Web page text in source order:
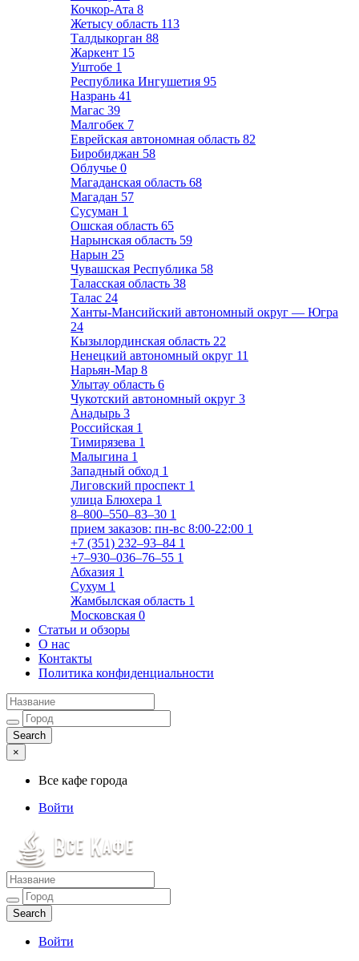
Кочкор-Ата 8
Жетысу область 113
Талдыкорган 88
Жаркент 15
Уштобе 1
Республика Ингушетия 95
Назрань 41
Магас 39
Малгобек 7
Еврейская автономная область 82
Биробиджан 58
Облучье 0
Магаданская область 68
Магадан 57
Сусуман 1
Ошская область 65
Нарынская область 59
Нарын 25
Чувашская Республика 58
Таласская область 38
Талас 24
Ханты-Мансийский автономный округ — Югра
24
Кызылординская область 22
Ненецкий автономный округ 11
Нарьян-Мар 8
Улытау область 6
Чукотский автономный округ 3
Анадырь 3
Российская 1
Тимирязева 1
Малыгина 1
Западный обход 1
Лиговский проспект 1
улица Блюхера 1
8‒800‒550‒83‒30 1
прием заказов: пн-вс 8:00-22:00 1
+7 (351) 232‒93‒84 1
+7‒930‒036‒76‒55 1
Абхазия 1
Сухум 1
Жамбылская область 1
Московская 0
Статьи и обзоры
О нас
Контакты
Политика конфиденциальности
×
Все кафе города
Войти
Все кафе города
Каталог хороших кафе
Войти